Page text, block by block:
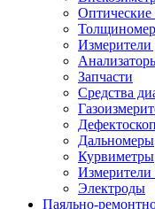
Оптические
Измерители
Запчасти
Средства
Дальномеры
Курвиметры
Измерители
Электроды
Паяльно-